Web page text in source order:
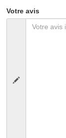
Votre avis